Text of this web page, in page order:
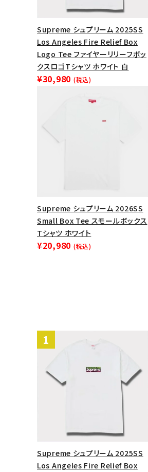
キーワード
Supreme シュプリーム 2025SS
Los Angeles Fire Relief Box
Logo Tee ファイヤーリリーフボッ
クスロゴTシャツ ホワイト 白
¥30,980 (税込)
Supreme シュプリーム 2026SS
Small Box Tee スモールボックス
Tシャツ ホワイト
¥20,980 (税込)
Supreme シュプリーム 2025SS
Los Angeles Fire Relief Box